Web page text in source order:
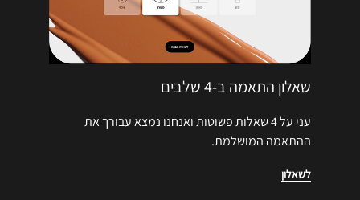
שאלון התאמה ב-4 שלבים
עני על 4 שאלות פשוטות ואנחנו נמצא עבורך את
ההתאמה המושלמת.
לשאלון